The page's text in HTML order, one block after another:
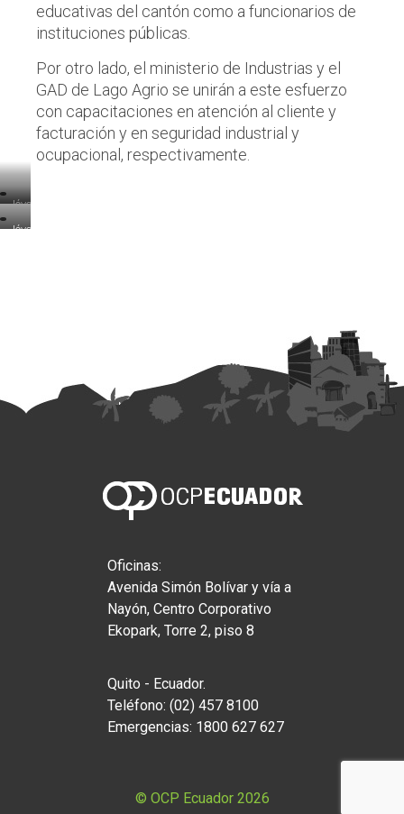
educativas del cantón como a funcionarios de
instituciones públicas.
Por otro lado, el ministerio de Industrias y el
GAD de Lago Agrio se unirán a este esfuerzo
con capacitaciones en atención al cliente y
facturación y en seguridad industrial y
ocupacional, respectivamente.
Jóvenes
emprendedores
Jóvenes
Oficinas:
Avenida Simón Bolívar y vía a
Nayón, Centro Corporativo
Ekopark, Torre 2, piso 8
Quito - Ecuador.
Teléfono: (02) 457 8100
Emergencias: 1800 627 627
© OCP Ecuador 2026